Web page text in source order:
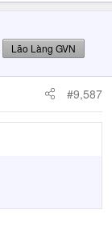
Lão Làng GVN
#9,587